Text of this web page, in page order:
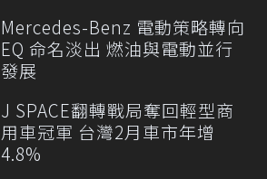
Mercedes-Benz 電動策略轉向
EQ 命名淡出 燃油與電動並行
發展
J SPACE翻轉戰局奪回輕型商
用車冠軍 台灣2月車市年增
4.8%